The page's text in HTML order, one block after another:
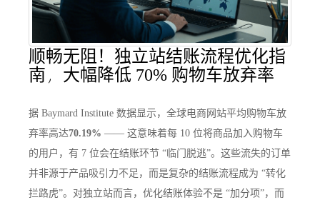
顺畅无阻！独立站结账流程优化指
南，大幅降低 70% 购物车放弃率
据 Baymard Institute 数据显示，全球电商网站平均购物车放
弃率高达70.19% —— 这意味着每 10 位将商品加入购物车
的用户，有 7 位会在结账环节 “临门脱逃”。这些流失的订单
并非源于产品吸引力不足，而是复杂的结账流程成为 “转化
拦路虎”。对独立站而言，优化结账体验不是 “加分项”，而